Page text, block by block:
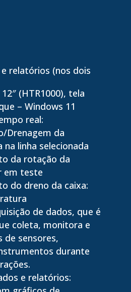
relatórios (nos dois
(HTR1000), tela
– Windows 11
real:
Drenagem da
na linha selecionada
da rotação da
em teste
do dreno da caixa:
de dados, que é
coleta, monitora e
de sensores,
durante
e relatórios: